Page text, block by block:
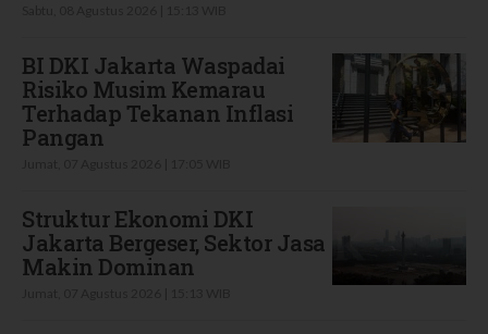
BI DKI Jakarta Waspadai
Risiko Musim Kemarau
Terhadap Tekanan Inflasi
Pangan
Struktur Ekonomi DKI
Jakarta Bergeser, Sektor Jasa
Makin Dominan